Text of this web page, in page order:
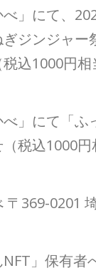
」にて、
ジンジャー
込1000円
」にて「ふ
税込1000
369-0201
NFT」保有者